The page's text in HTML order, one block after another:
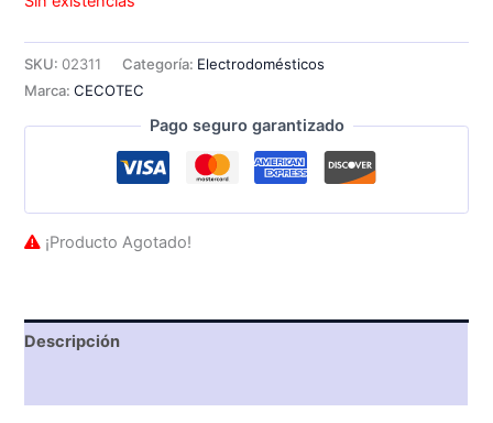
SKU: 02311 Categoría: Electrodomésticos
Marca:CECOTEC
Pago seguro garantizado
¡Producto Agotado!
Descripción